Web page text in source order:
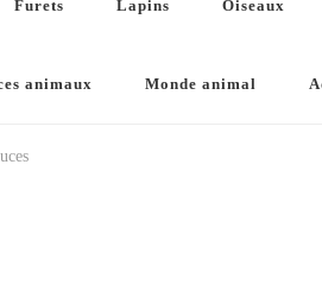
Furets Lapins Oiseaux
animaux Monde animal